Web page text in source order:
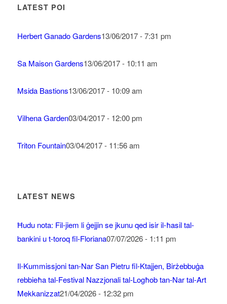
LATEST POI
Herbert Ganado Gardens13/06/2017 - 7:31 pm
Sa Maison Gardens13/06/2017 - 10:11 am
Msida Bastions13/06/2017 - 10:09 am
Vilhena Garden03/04/2017 - 12:00 pm
Triton Fountain03/04/2017 - 11:56 am
LATEST NEWS
Ħudu nota: Fil-jiem li ġejjin se jkunu qed isir il-ħasil tal-
bankini u t-toroq fil-Floriana07/07/2026 - 1:11 pm
Il-Kummissjoni tan-Nar San Pietru fil-Ktajjen, Birżebbuġa
rebbieħa tal-Festival Nazzjonali tal-Logħob tan-Nar tal-Art
Mekkanizzat21/04/2026 - 12:32 pm